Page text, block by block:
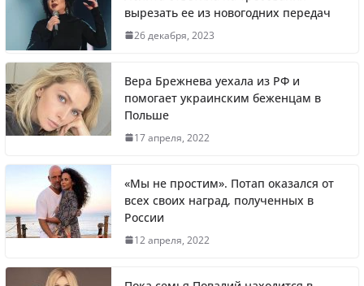
Что заявил многолетний друг Путина
Житель Швеции продал яхту и купил
Вера Брежнева уехала из РФ и помогает
вырезать ее из новогодних передач
26 декабря, 2023
Вера Брежнева уехала из РФ и
помогает украинским беженцам в
Польше
17 апреля, 2022
«Мы не простим». Потап оказался от
всех своих наград, полученных в
России
12 апреля, 2022